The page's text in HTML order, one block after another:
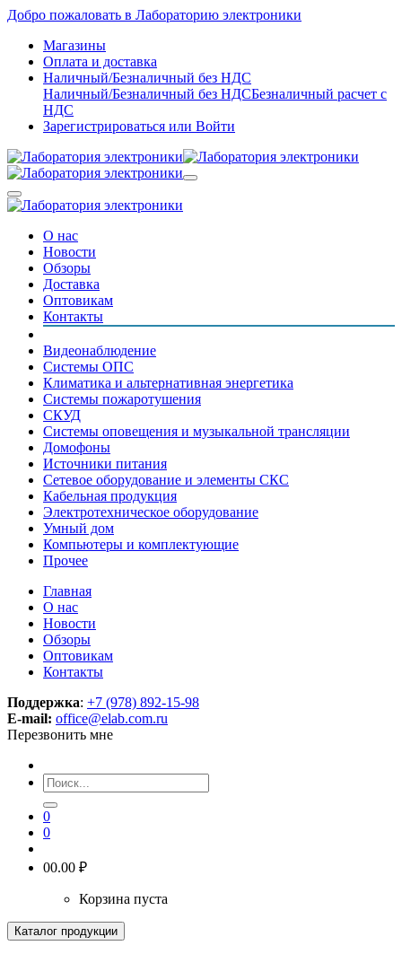
Добро пожаловать в Лабораторию электроники
Магазины
Оплата и доставка
Наличный/Безналичный без НДС
Наличный/Безналичный без НДСБезналичный расчет с
НДС
Зарегистрироваться или Войти
О нас
Новости
Обзоры
Доставка
Оптовикам
Контакты
Видеонаблюдение
Системы ОПС
Климатика и альтернативная энергетика
Системы пожаротушения
СКУД
Системы оповещения и музыкальной трансляции
Домофоны
Источники питания
Сетевое оборудование и элементы СКС
Кабельная продукция
Электротехническое оборудование
Умный дом
Компьютеры и комплектующие
Прочее
Главная
О нас
Новости
Обзоры
Оптовикам
Контакты
Поддержка: +7 (978) 892-15-98
E-mail: office@elab.com.ru
Перезвонить мне
0
0
00.00 ₽
Корзина пуста
Каталог продукции